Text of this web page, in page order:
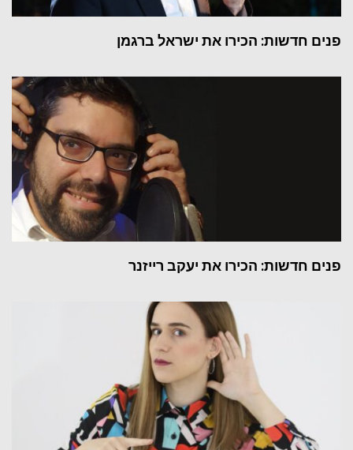
פנים חדשות: הכירו את ישראל ברגמן
פנים חדשות: הכירו את יעקב רייזנר